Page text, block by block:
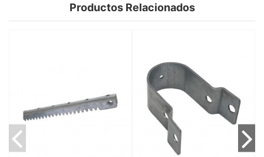
Productos Relacionados